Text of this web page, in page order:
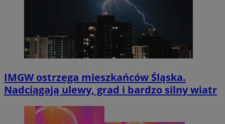
IMGW ostrzega mieszkańców Śląska.
Nadciągają ulewy, grad i bardzo silny wiatr